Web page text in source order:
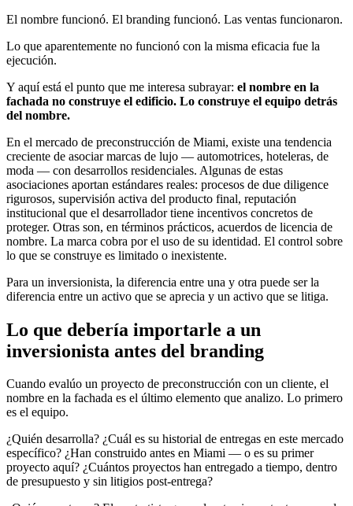
El nombre funcionó. El branding funcionó. Las ventas funcionaron.
Lo que aparentemente no funcionó con la misma eficacia fue la
ejecución.
Y aquí está el punto que me interesa subrayar: el nombre en la
fachada no construye el edificio. Lo construye el equipo detrás
del nombre.
En el mercado de preconstrucción de Miami, existe una tendencia
creciente de asociar marcas de lujo — automotrices, hoteleras, de
moda — con desarrollos residenciales. Algunas de estas
asociaciones aportan estándares reales: procesos de due diligence
rigurosos, supervisión activa del producto final, reputación
institucional que el desarrollador tiene incentivos concretos de
proteger. Otras son, en términos prácticos, acuerdos de licencia de
nombre. La marca cobra por el uso de su identidad. El control sobre
lo que se construye es limitado o inexistente.
Para un inversionista, la diferencia entre una y otra puede ser la
diferencia entre un activo que se aprecia y un activo que se litiga.
Lo que debería importarle a un
inversionista antes del branding
Cuando evalúo un proyecto de preconstrucción con un cliente, el
nombre en la fachada es el último elemento que analizo. Lo primero
es el equipo.
¿Quién desarrolla? ¿Cuál es su historial de entregas en este mercado
específico? ¿Han construido antes en Miami — o es su primer
proyecto aquí? ¿Cuántos proyectos han entregado a tiempo, dentro
de presupuesto y sin litigios post-entrega?